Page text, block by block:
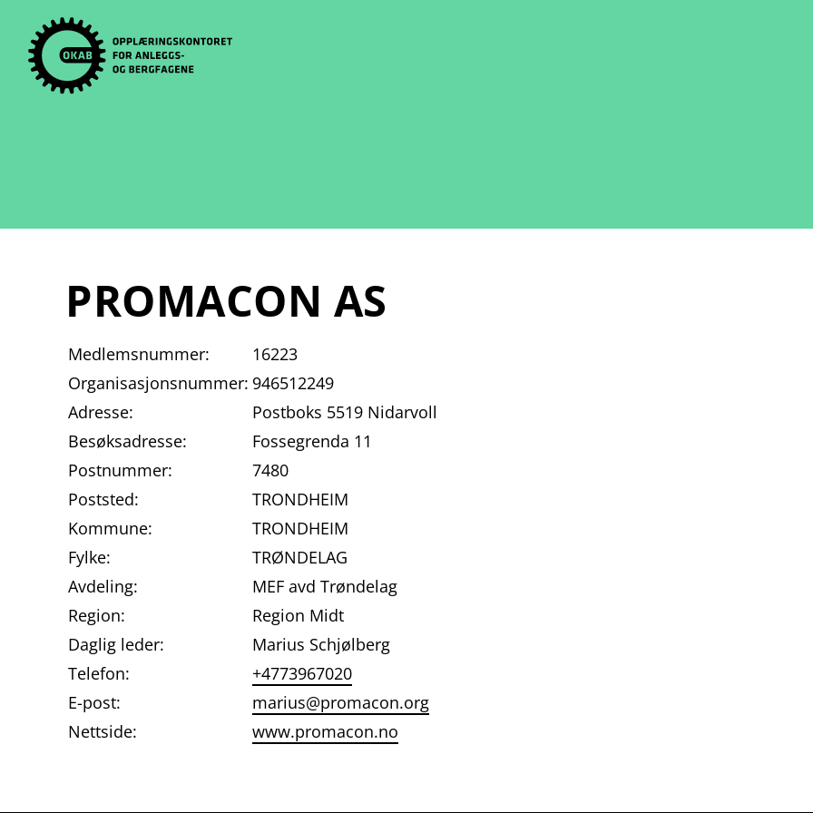
content
PROMACON AS
Medlemsnummer:
16223
Organisasjonsnummer: 946512249
Adresse:
Postboks 5519 Nidarvoll
Besøksadresse:
Fossegrenda 11
Postnummer:
7480
Poststed:
TRONDHEIM
Kommune:
TRONDHEIM
Fylke:
TRØNDELAG
Avdeling:
MEF avd Trøndelag
Region:
Region Midt
Daglig leder:
Marius Schjølberg
Telefon:
+4773967020
E-post:
marius@promacon.org
Nettside:
www.promacon.no